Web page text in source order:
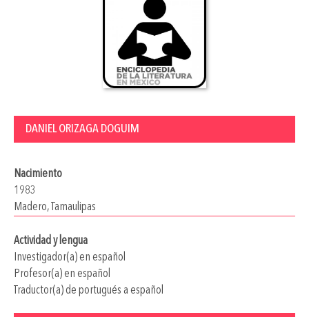
DANIEL ORIZAGA DOGUIM
Nacimiento
1983
Madero, Tamaulipas
Actividad y lengua
Investigador(a) en español
Profesor(a) en español
Traductor(a) de portugués a español